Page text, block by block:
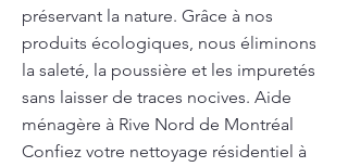
préservant la nature. Grâce à nos
produits écologiques, nous éliminons
la saleté, la poussière et les impuretés
sans laisser de traces nocives. Aide
ménagère à Rive Nord de Montréal
Confiez votre nettoyage résidentiel à